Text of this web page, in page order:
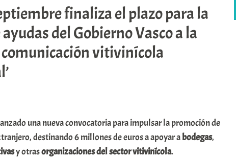
KAIXO ARABAR ERRIOXA
finaliza el plazo para la
del Gobierno Vasco a la
vitivinícola
una nueva convocatoria para impulsar la promoción de
destinando 6 millones de euros a apoyar abodegas,
y otrasorganizaciones del sector vitivinícola.